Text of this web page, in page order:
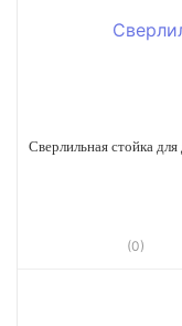
Сверлильная стойка
(0)